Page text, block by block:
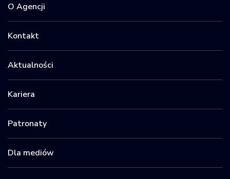
O Agencji
Kontakt
Aktualności
Kariera
Patronaty
Dla mediów